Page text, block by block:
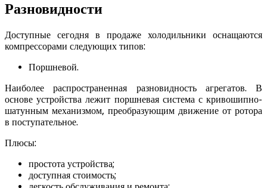
Разновидности
Доступные сегодня в продаже холодильники оснащаются
компрессорами следующих типов:
Поршневой.
Наиболее распространенная разновидность агрегатов. В
основе устройства лежит поршневая система с кривошипно-
шатунным механизмом, преобразующим движение от ротора
в поступательное.
Плюсы:
простота устройства;
доступная стоимость;